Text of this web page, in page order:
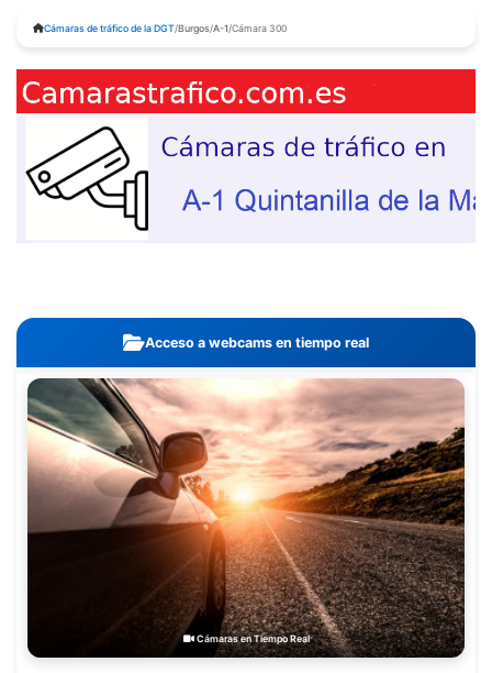
Cámaras de tráfico de la DGT/Burgos/A-1 /Cámara 300
Acceso a webcams en tiempo real
Cámaras en Tiempo Real